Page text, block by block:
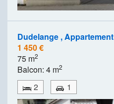
Dudelange , Appartement
1 450 €
75 m2
Balcon: 4 m2
2 1